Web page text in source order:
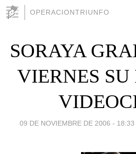
OPERACIONTRIUNFO
SORAYA
VIERNES
09 DE NOVIEMBRE DE 2006 - 18:33